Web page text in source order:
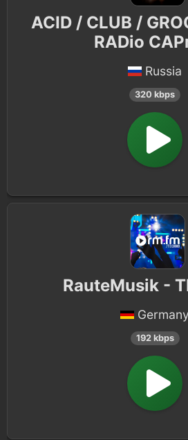
ACID / CLUB /
RADio
Russia
320 kbps
RauteMusik -
Germany
192 kbps